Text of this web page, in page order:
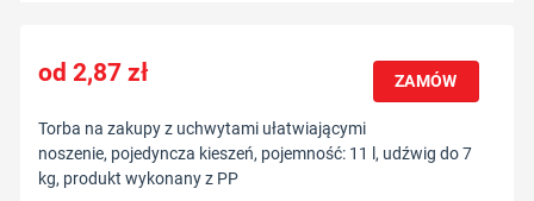
2,87zł ZAMÓW
Torba na zakupy z uchwytami ułatwiającymi
noszenie, pojedyncza kieszeń, pojemność: 11 l, udźwig do 7
kg, produkt wykonany z PP